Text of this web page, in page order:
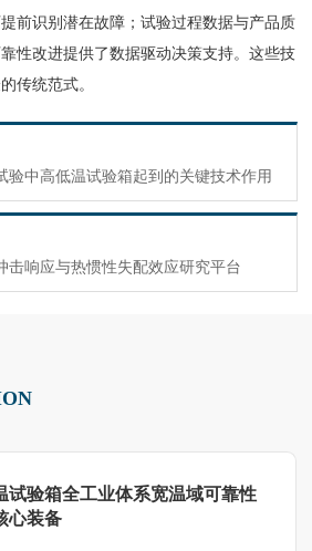
前识别潜在故障；试验过程数据与产品质
性改进提供了数据驱动决策支持。这些技
传统范式。
验中高低温试验箱起到的关键技术作用
击响应与热惯性失配效应研究平台
试验箱全工业体系宽温域可靠性
心装备